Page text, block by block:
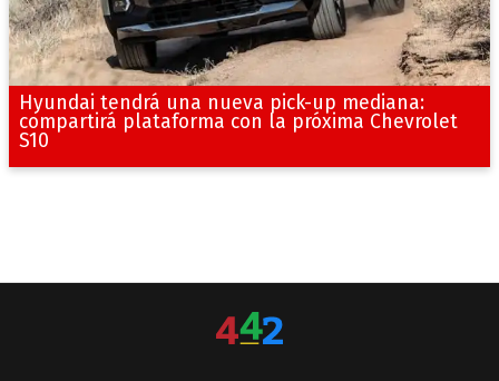
Hyundai tendrá una nueva pick-up mediana:
compartirá plataforma con la próxima Chevrolet
S10